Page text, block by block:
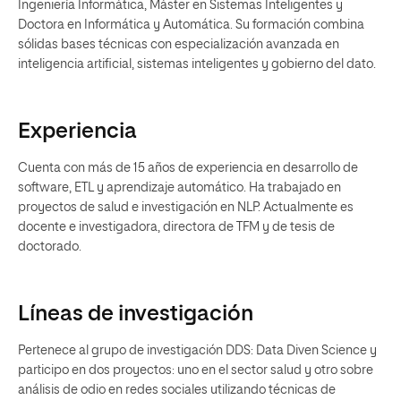
Ingeniería Informática, Máster en Sistemas Inteligentes y
Doctora en Informática y Automática. Su formación combina
sólidas bases técnicas con especialización avanzada en
inteligencia artificial, sistemas inteligentes y gobierno del dato.
Experiencia
Cuenta con más de 15 años de experiencia en desarrollo de
software, ETL y aprendizaje automático. Ha trabajado en
proyectos de salud e investigación en NLP. Actualmente es
docente e investigadora, directora de TFM y de tesis de
doctorado.
Líneas de investigación
Pertenece al grupo de investigación DDS: Data Diven Science y
participo en dos proyectos: uno en el sector salud y otro sobre
análisis de odio en redes sociales utilizando técnicas de